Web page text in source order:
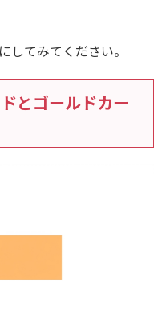
してみてください。
とゴールドカー